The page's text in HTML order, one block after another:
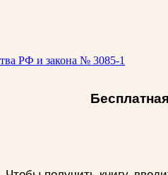
РФ и закона № 3085-1